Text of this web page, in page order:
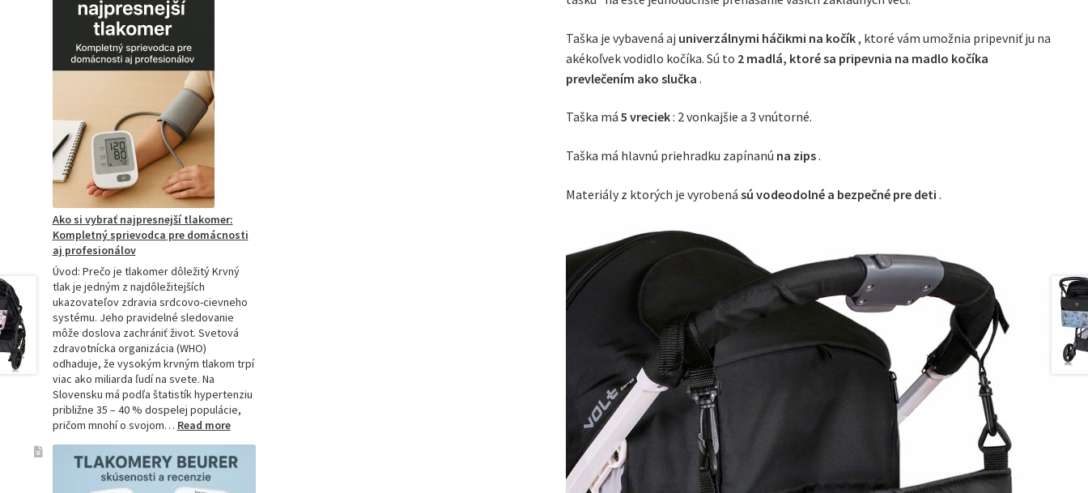
Taška je vybavená aj univerzálnymi háčikmi na kočík, ktoré vám umožnia pripevniť ju na
akékoľvek vodidlo kočíka. Sú to 2 madlá, ktoré sa pripevnia na madlo kočíka
prevlečením ako slučka .
Taška má5 vreciek: 2 vonkajšie a 3 vnútorné.
Taška má hlavnú priehradku zapínanú na zips.
Materiály z ktorých je vyrobenású vodeodolné a bezpečné pre deti .
podložkou:
Ako
si
vybrať
tú
najlepšiu
prečo
je
hitom
na
Slovensku?
Ako si vybrať najpresnejší tlakomer:
Kompletný sprievodca pre domácnosti
aj profesionálov
Úvod: Prečo je tlakomer dôležitý Krvný
tlak je jedným z najdôležitejších
ukazovateľov zdravia srdcovo-cievneho
systému. Jeho pravidelné sledovanie
môže doslova zachrániť život. Svetová
zdravotnícka organizácia (WHO)
odhaduje, že vysokým krvným tlakom trpí
viac ako miliarda ľudí na svete. Na
Slovensku má podľa štatistík hypertenziu
približne 35 – 40 % dospelej populácie,
pričom mnohí o svojom… Read more:
si
vybrať